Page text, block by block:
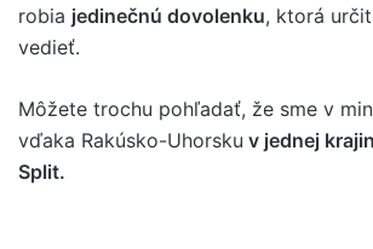
robia jedinečnú dovolenku, ktorá
vedieť.
Môžete trochu pohľadať, že sme v
vďaka Rakúsko-Uhorsku v jednej
Split.